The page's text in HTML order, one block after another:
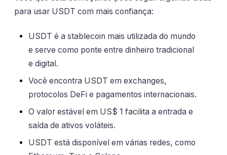
para usar USDT com mais confiança:
USDT é a stablecoin mais utilizada do mundo
e serve como ponte entre dinheiro tradicional
e digital.
Você encontra USDT em exchanges,
protocolos DeFi e pagamentos internacionais.
O valor estável em US$ 1 facilita a entrada e
saída de ativos voláteis.
USDT está disponível em várias redes, como